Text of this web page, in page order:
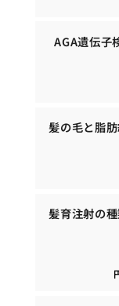
AGA遺伝子
髪の毛と脂
髪育注射の